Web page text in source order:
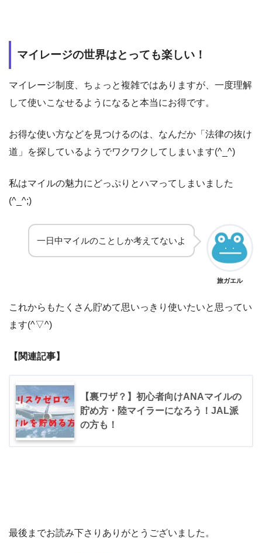
マイレージの世界はとっても楽しい！
マイレージ制度、ちょっと複雑ではありますが、一度理解
して使いこなせるようになると本当にお得です。
お得な使い方などを見つけるのは、なんだか「法律の抜け
道」を探しているようでワクワクしてしまいます(^_^)
私はマイルの魅力にどっぷりとハマってしまいました
(^_^;)
一日中マイルのことしか考えてないよ
旅ガエル
これからもたくさん貯めて思いっきり使いたいと思ってい
ます(^▽^)
【関連記事】
【裏ワザ？】初心者向けANAマイルの
貯め方・陸マイラーになろう！JAL派
の方も！
最後までお読み下さりありがとうございました。